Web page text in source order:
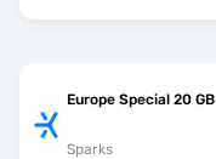
Europe Special 20 GB
Sparks